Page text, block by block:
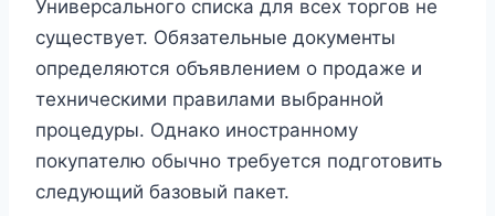
Универсального списка для всех торгов не
существует. Обязательные документы
определяются объявлением о продаже и
техническими правилами выбранной
процедуры. Однако иностранному
покупателю обычно требуется подготовить
следующий базовый пакет.